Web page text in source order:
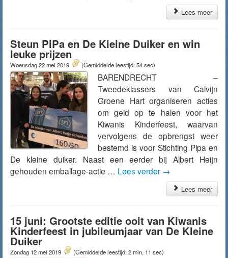
Lees meer
Steun PiPa en De Kleine Duiker en win
leuke prijzen
Woensdag 22 mei 2019 (Gemiddelde leestijd: 54 sec)
BARENDRECHT –
Tweedeklassers van Calvijn
Groene Hart organiseren acties
om geld op te halen voor het
Kiwanis Kinderfeest, waarvan
vervolgens de opbrengst weer
bestemd is voor Stichting Pipa en
De kleine duiker. Naast een eerder bij Albert Heijn
gehouden emballage-actie … Lees verder →
Lees meer
15 juni: Grootste editie ooit van Kiwanis
Kinderfeest in jubileumjaar van De Kleine
Duiker
Zondag 12 mei 2019 (Gemiddelde leestijd: 2 min, 11 sec)